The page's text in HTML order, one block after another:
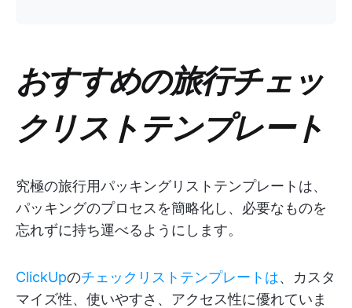
おすすめの旅行チェッ
クリストテンプレート
究極の旅行用パッキングリストテンプレートは、
パッキングのプロセスを簡略化し、必要なものを
忘れずに持ち運べるようにします。
ClickUpのチェックリストテンプレートは、カスタ
マイズ性、使いやすさ、アクセス性に優れていま